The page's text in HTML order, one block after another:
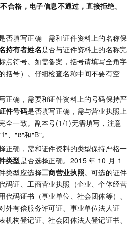
合格，电子信息不通过，直接拒绝。
否填写正确，需和证件资料上的名称保
持有者姓名是否与证件资料上的名称完
点符号。如需备案，括号请填写全角字
括号）。仔细检查名称中间不要有空
正确，需要和证件资料上的号码保持严
件号码是否填写正确，需与营业执照上
完全一致。副本号(1/1)无需填写，注意
、"8"和"B"。
正确，需和证件资料的类型保持严格一
类型是否选择正确。2015 年 10 月 1
类型应选择工商营业执照。可选的证件
码证、工商营业执照（企业、个体经营
代码证书（事业单位、社会团体等）、
外有偿服务许可证、事业单位法人证
机构登记证、社会团体法人登记证书、